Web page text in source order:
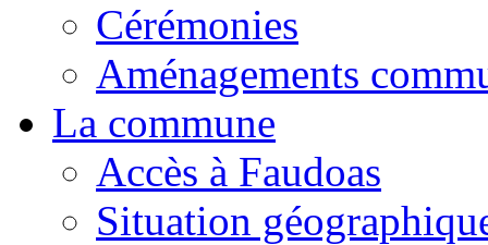
Cérémonies
Aménagements
La commune
Accès à Faudoas
Situation